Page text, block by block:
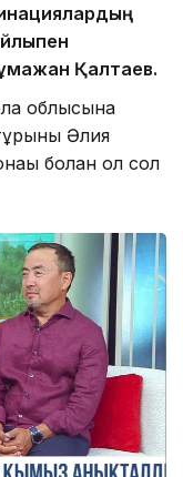
Қалтаев.
облысына
Әлия
болған ол сол